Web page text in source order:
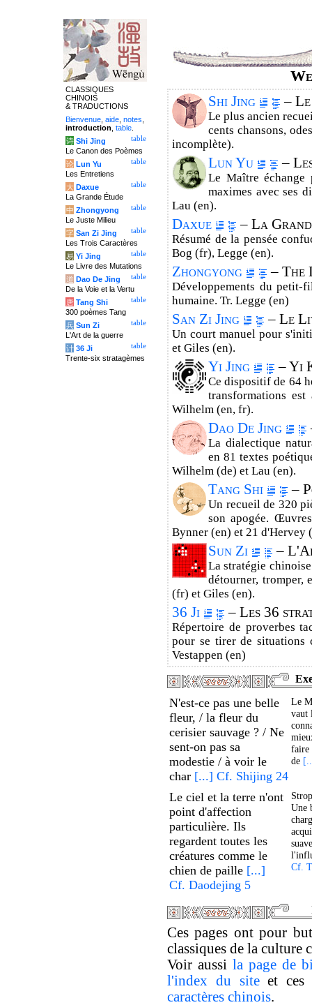
Shi Jing – Le
Le plus ancien
cents chansons,
incomplète).
Lun Yu –
Le Maître échange
maximes avec ses
Lau (en).
Daxue – La
Résumé de la pensée
Bog (fr), Legge (en).
Zhongyong – The
Développements du petit-
humaine. Tr. Legge (en)
San Zi Jing – Le
Un court manuel pour
et Giles (en).
Yi Jing – Yi
Ce dispositif de 64
transformations
Wilhelm (en, fr).
Dao De Jing
La dialectique
en 81 textes
Wilhelm (de) et Lau (en).
Tang Shi –
Un recueil de 320
son apogée.
Bynner (en) et 21 d'Hervey
Sun Zi –
La stratégie
détourner, tromper,
(fr) et Giles (en).
36 Ji – Les 36
Répertoire de proverbes
pour se tirer de
Vestappen (en)
N'est-ce pas une belle
fleur, / la fleur du
cerisier sauvage ? / Ne
sent-on pas sa
modestie / à voir le
char [...] Cf. Shijing 24
Le
vaut
faire
de
Le ciel et la terre n'ont
point d'affection
particulière. Ils
regardent toutes les
créatures comme le
chien de paille [...]
Cf. Daodejing 5
Une
Cf.
Ces pages ont pour
classiques de la culture
Voir aussi la page de
l'index du siteet ces
caractères chinois.
CLASSIQUES
CHINOIS
& TRADUCTIONS
Bienvenue aide notes
introduction table
table
诗 Shi Jing
Le Canon des Poèmes
table
论 Lun Yu
Les Entretiens
table
大 Daxue
La Grande Étude
table
中 Zhongyong
Le Juste Milieu
table
字 San Zi Jing
Les Trois Caractères
table
易 Yi Jing
Le Livre des Mutations
table
道 Dao De Jing
De la Voie et la Vertu
table
唐 Tang Shi
300 poèmes Tang
table
兵 Sun Zi
L'Art de la guerre
table
计 36 Ji
Trente-six stratagèmes